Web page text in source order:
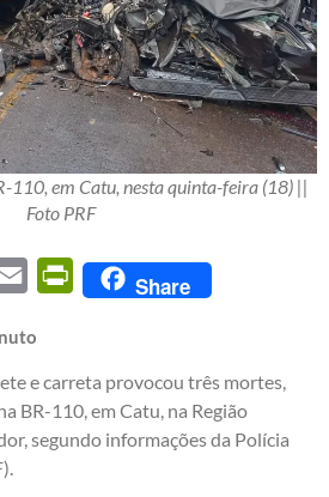
110, em Catu, nesta quinta-feira (18) ||
Foto PRF
Email PrintFriendly
Share
e carreta provocou três mortes,
BR-110, em Catu, na Região
segundo informações da Polícia